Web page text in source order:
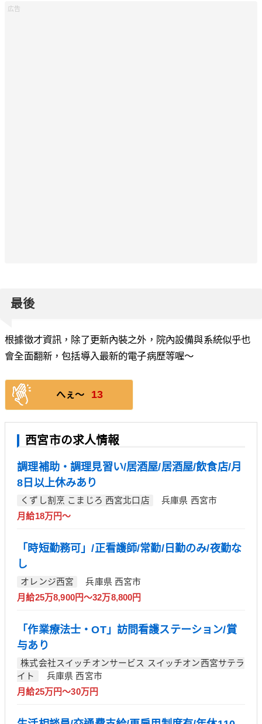
最後
根據徵才資訊，除了更新內裝之外，院內設備與系統似乎也
會全面翻新，包括導入最新的電子病歷等喔～
へぇ〜 13
西宮市の求人情報
調理補助・調理見習い/居酒屋/居酒屋/飲食店/月
8日以上休みあり
くずし割烹 こまじろ 西宮北口店
兵庫県 西宮市
月給18万円～
「時短勤務可」/正看護師/常勤/日勤のみ/夜勤な
し
オレンジ西宮
兵庫県 西宮市
月給25万8,900円～32万8,800円
「作業療法士・OT」訪問看護ステーション/賞
与あり
株式会社スイッチオンサービス スイッチオン西宮サテラ
イト
兵庫県 西宮市
月給25万円～30万円